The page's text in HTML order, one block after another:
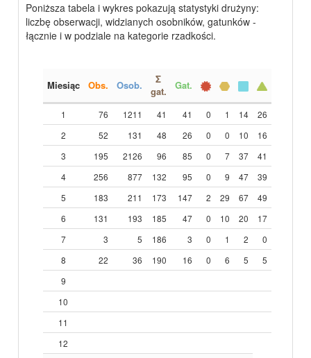
Poniższa tabela i wykres pokazują statystyki drużyny:
liczbę obserwacji, widzianych osobników, gatunków -
łącznie i w podziale na kategorie rzadkości.
Miesiąc Obs. Osob.
Σ
gat.
Gat.
1 76 1211 41 41 0 1 14
26
2
52 131 48 26 0 0 10
16
3
195 2126 96 85 0 7 37
41
4
256 877 132 95 0 9 47
39
5
183 211 173 147 2 29 67
49
6
131 193 185 47 0 10 20
17
7
3 5 186 3 0 1 2
0
8
22 36 190 16 0 6 5
5
9
10
11
12